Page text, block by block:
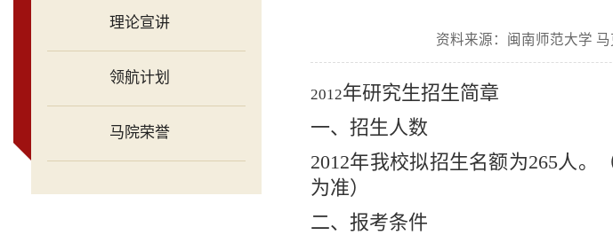
理论宣讲
领航计划
马院荣誉
资料来源：闽南师范大学
2012年研究生招生简章
一、招生人数
2012年我校拟招生名额为265人。
为准）
二、报考条件